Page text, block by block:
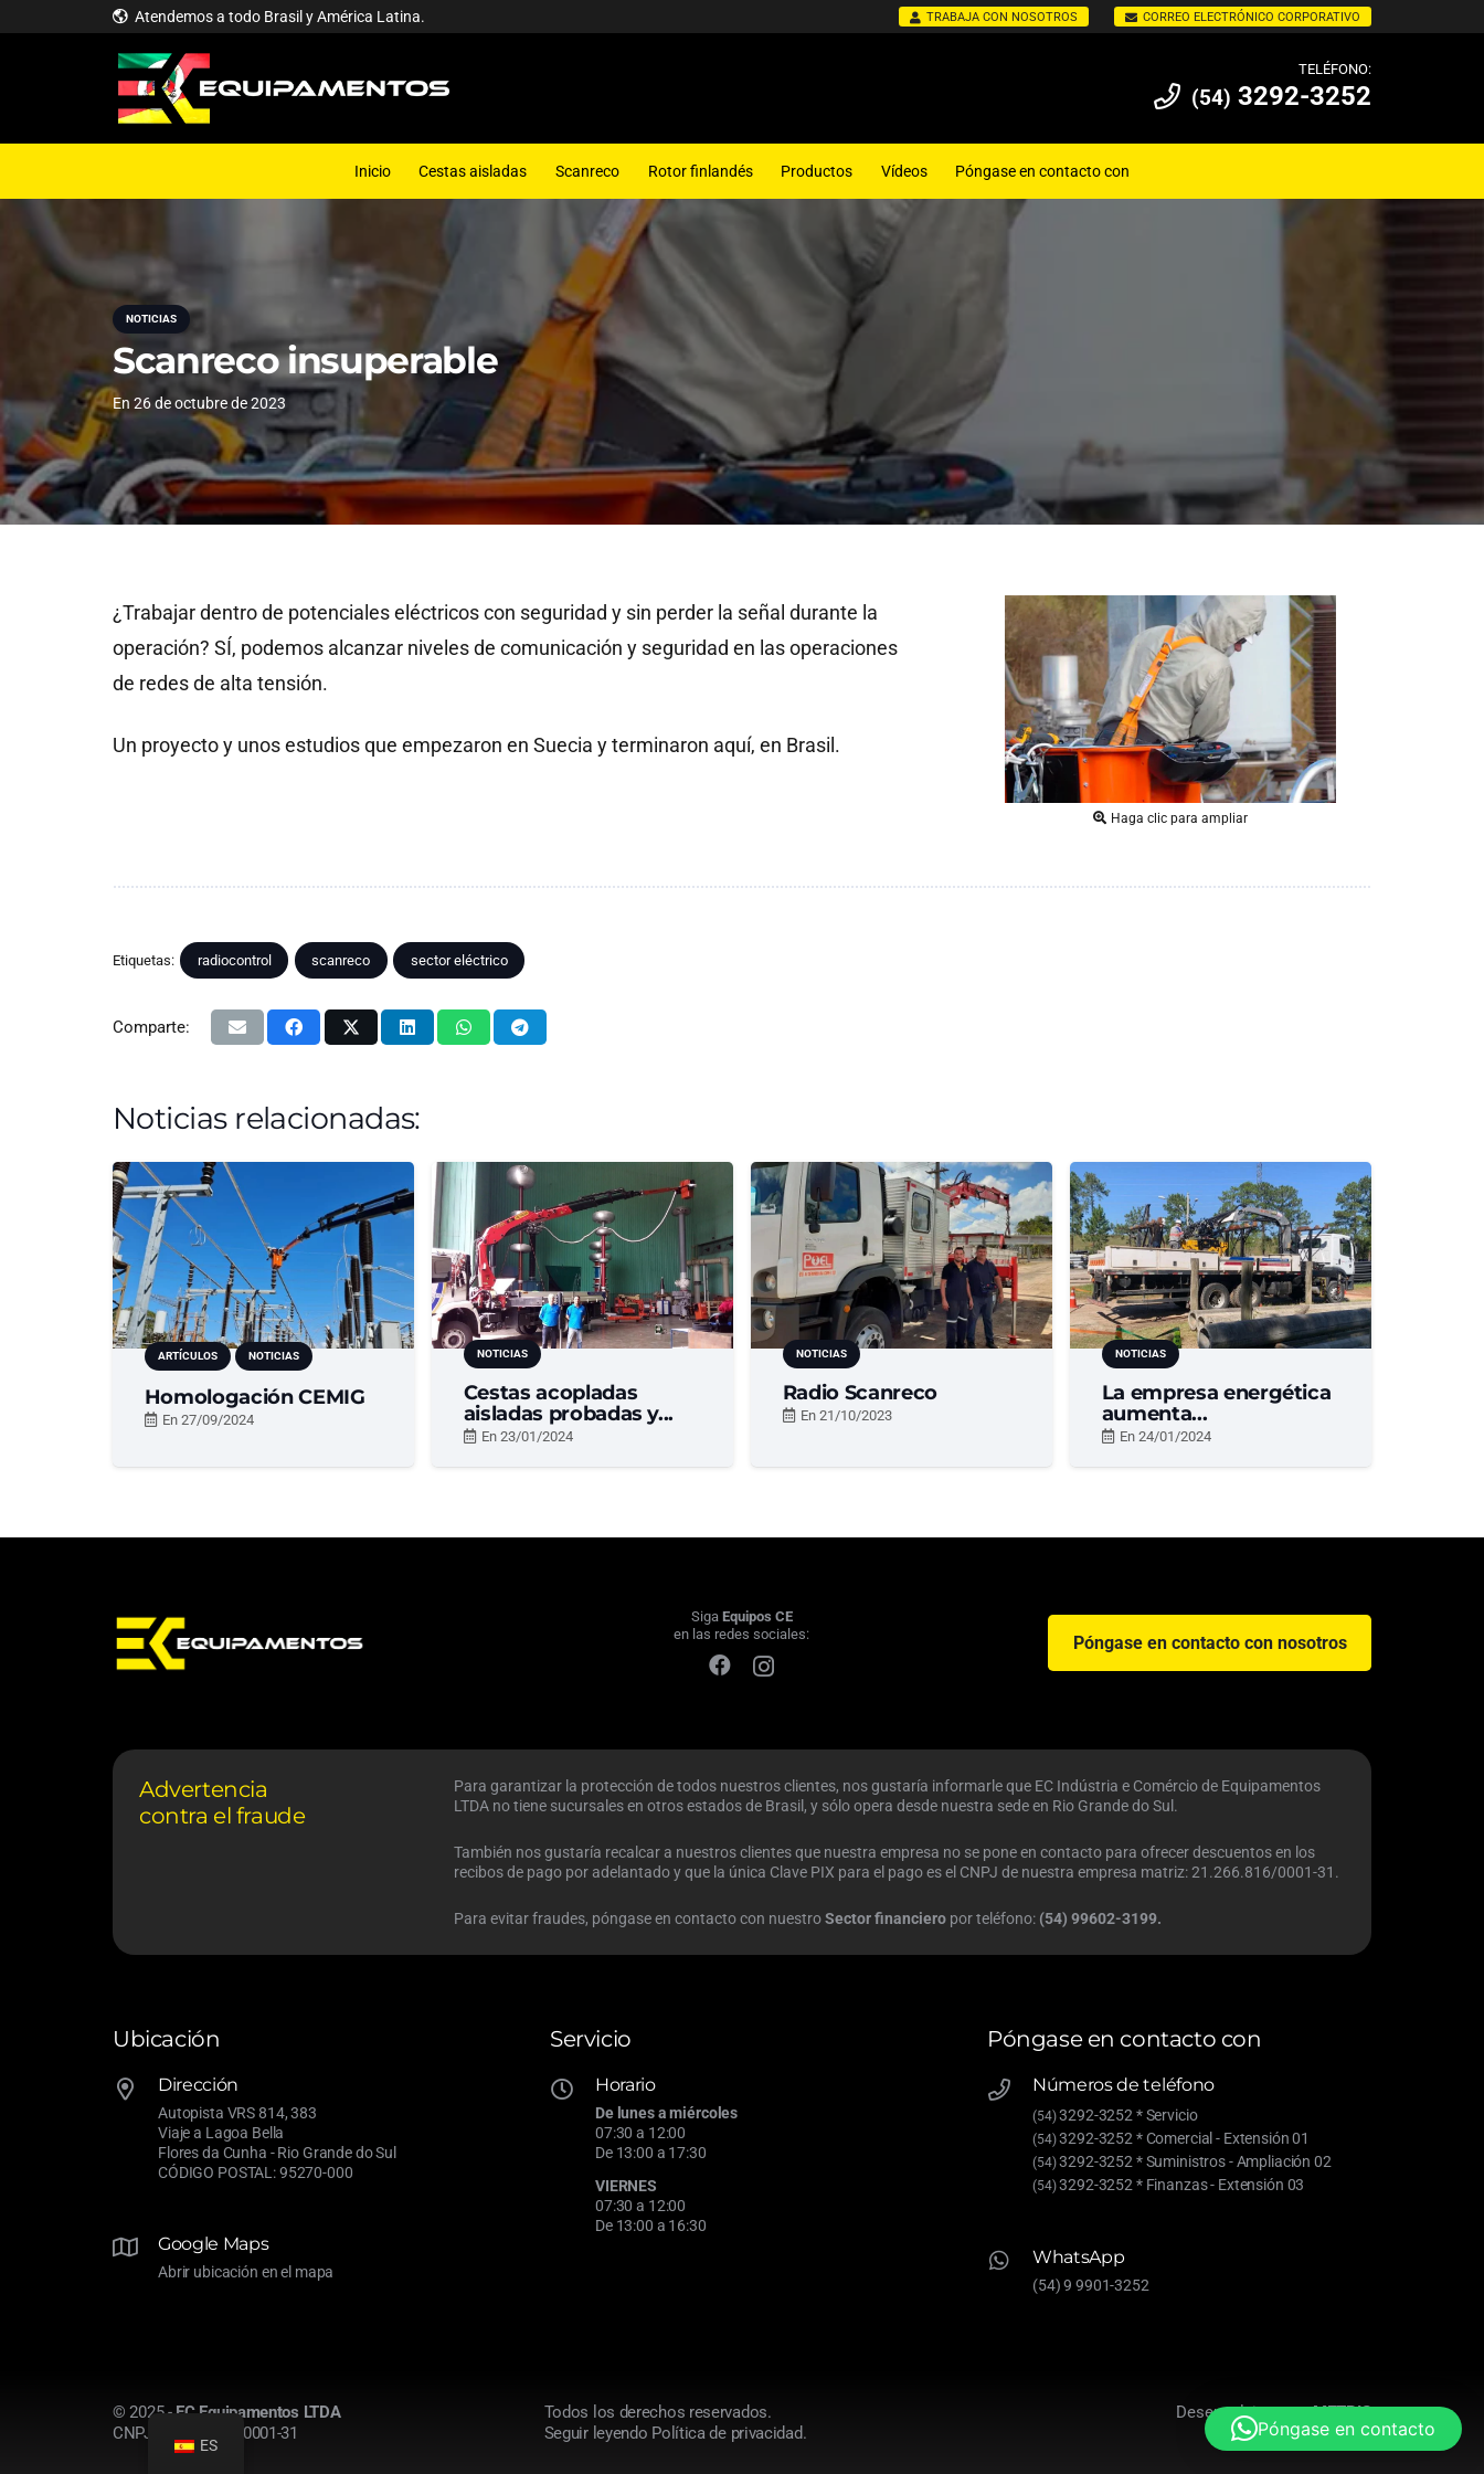
Atendemos a todo Brasil y América Latina. TRABAJA CON NOSOTROS CORREO ELECTRÓNICO CORPORATIVO
TELÉFONO:
(54) 3292-3252
Inicio Cestas aisladas Scanreco Rotor finlandés Productos Vídeos Póngase en contacto con
NOTICIAS
Scanreco insuperable
En 26 de octubre de 2023
¿Trabajar dentro de potenciales eléctricos con seguridad y sin perder la señal durante la
operación? SÍ, podemos alcanzar niveles de comunicación y seguridad en las operaciones
de redes de alta tensión.
Un proyecto y unos estudios que empezaron en Suecia y terminaron aquí, en Brasil.
Haga clic para ampliar
Etiquetas: radiocontrol scanreco sector eléctrico
Comparte:
Noticias relacionadas:
ARTÍCULOS NOTICIAS
Homologación CEMIG
En 27/09/2024
NOTICIAS
Cestas acopladas
aisladas probadas y...
En 23/01/2024
NOTICIAS
Radio Scanreco
En 21/10/2023
NOTICIAS
La empresa energética
aumenta...
En 24/01/2024
Siga Equipos CE
en las redes sociales:
Póngase en contacto con nosotros
Advertencia
contra el fraude
Para garantizar la protección de todos nuestros clientes, nos gustaría informarle que EC Indústria e Comércio de Equipamentos
LTDA no tiene sucursales en otros estados de Brasil, y sólo opera desde nuestra sede en Rio Grande do Sul.
También nos gustaría recalcar a nuestros clientes que nuestra empresa no se pone en contacto para ofrecer descuentos en los
recibos de pago por adelantado y que la única Clave PIX para el pago es el CNPJ de nuestra empresa matriz: 21.266.816/0001-31.
Para evitar fraudes, póngase en contacto con nuestroSector financiero por teléfono: (54) 99602-3199.
Ubicación
Dirección
Autopista VRS 814, 383
Viaje a Lagoa Bella
Flores da Cunha -Rio Grande do Sul
CÓDIGO POSTAL: 95270-000
Google Maps
Abrir ubicación en el mapa
Servicio
Horario
De lunes a miércoles
07:30 a 12:00
De 13:00 a 17:30
VIERNES
07:30 a 12:00
De 13:00 a 16:30
Póngase en contacto con
Números de teléfono
(54)3292-3252 * Servicio
(54)3292-3252 * Comercial - Extensión 01
(54)3292-3252 * Suministros - Ampliación 02
(54)3292-3252 * Finanzas - Extensión 03
WhatsApp
(54) 9 9901-3252
© 2025 - EC Equipamentos LTDA
CNPJ: 21.266.816/0001-31
Todos los derechos reservados.
Seguir leyendo Política de privacidad.
DesenvolvimentoMETRIS
ES
Póngase en contacto